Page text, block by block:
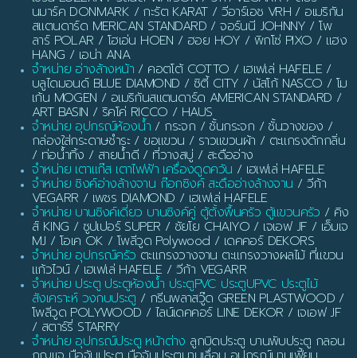
นมาร์ค DONMARK / กะรัต KARAT / วีอาร์เอช VRH / อเมริกัน
สแตนดาร์ด MERICAN STANDARD / จอร์นนี JOHNNY / โพ
ลาร์ POLAR / โฮเอ่น HOEN / ฮอย HOY / พิกโซ่ PIXO / แฮง
HANG / เอน่า ANA
จำหน่าย อ่างล้างหน้า / คอตโต้ COTTO / เฮเฟเล่ HAFELE /
บลูไดมอนด์ BLUE DIAMOND / ซิตี้ CITY / นัสโก้ NASCO / โม
เก้น MOGEN / อเมริกันสแตนดาร์ด AMERICAN STANDARD /
ART BASIN / ริคโค่ RICCO / HAUS
จำหน่าย อุปกรณ์ห้องน้ำ / กระจก / ชั้นกระจก / ชั้นวางของ /
กล่องใส่กระดาษชำระ / ขอแขวน / ราวแขวนผ้า / ตะแกรงดักกลิ่น
/ ท่อน้ำทิ้ง / สายน้ำดี / ที่วางสบู่ / สะดืออ่าง
จำหน่าย เตาแก๊ส เตาไฟฟ้า เครื่องดูดควัน / เฮเฟเล่ HAFELE
จำหน่าย ซิงค์อ่างล้างจาน ก๊อกซิงค์ สะดืออ่างล้างจาน / วีก้า
VEGARR / เพชร DIAMOND / เฮเฟเล่ HAFELE
จำหน่าย บานซิงค์เดี่ยว บานซิงค์คู่ ตู้ตั้งพื้นครัว ตู้แขวนครัว / คิง
ส์ KING / ซูปเปอร์ SUPER / ชัยโย CHAIYO / เจเอฟ JF / เอ็มเจ
MJ / โอเค OK / โพลีวูด Polywood / เดคคอร์ DEKORS
จำหน่าย อุปกรณ์ครัว ตะแกรงวางจาน ตะแกรงวางผลไม้ ที่แขวน
แก้วไวน์ / เฮเฟเล่ HAFELE / วีก้า VEGARR
จำหน่าย ประตู ประตูห้องน้ำ ประตูPVC ประตูUPVC ประตูไม้
สังเคราะห์ วงกบประตู / กรีนพลาสวู๊ด GREEN PLASTWOOD /
โพลีวูด POLYWOOD / ไลน์เดคคอร์ LINE DEKOR / เจเอฟ JF
/ สตาร์รี่ STARRY
จำหน่าย อุปกรณ์ประตู หน้าต่าง ลูกบิดประตู บานพับประตู กลอน